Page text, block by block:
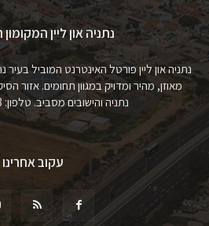
נתניה און ליין
נתניה און ליין פורטל האינטרנט המוביל
מאוזן, מהיר ומדויק במגוון תחומים. אזור
נתניה והישובים מסביב. טלפון: 050-8491248
עקוב אחרינו